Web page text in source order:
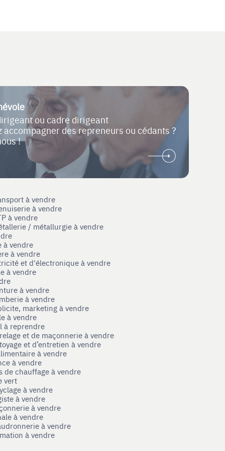
ou cadre dirigeant
accompagner des repreneurs ou cédants ?
!
à vendre
à vendre
à vendre
/ métallurgie à vendre
à vendre
à vendre
et d'électronique à vendre
à vendre
à vendre
à vendre
marketing à vendre
à vendre
à reprendre
et de maçonnerie à vendre
et d’entretien à vendre
à vendre
à vendre
de chauffage à vendre
vert
à vendre
à vendre
à vendre
à vendre
à vendre
à vendre